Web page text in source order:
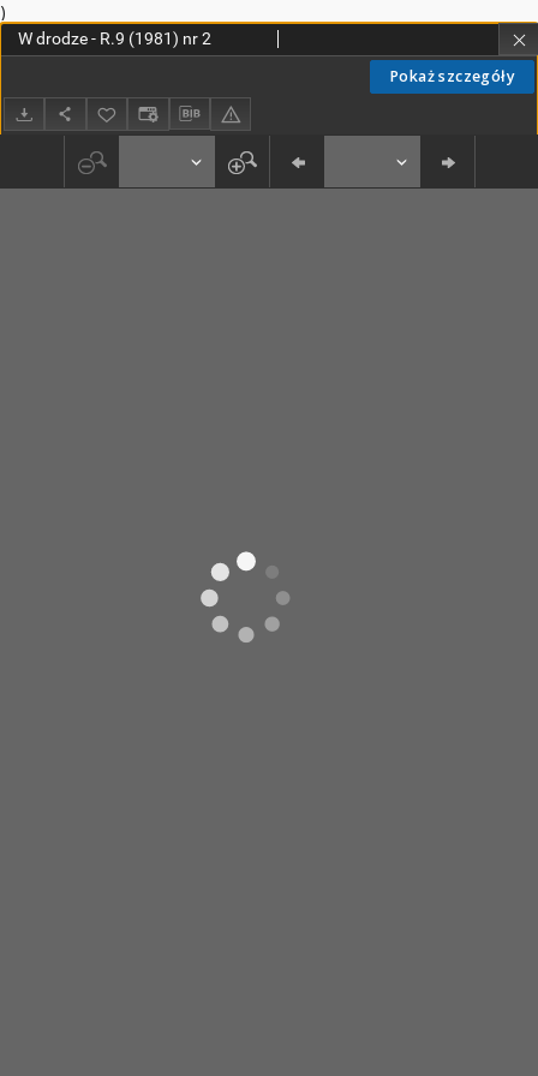
)
Pokaż szczegóły
W drodze - R.9 (1981) nr 2